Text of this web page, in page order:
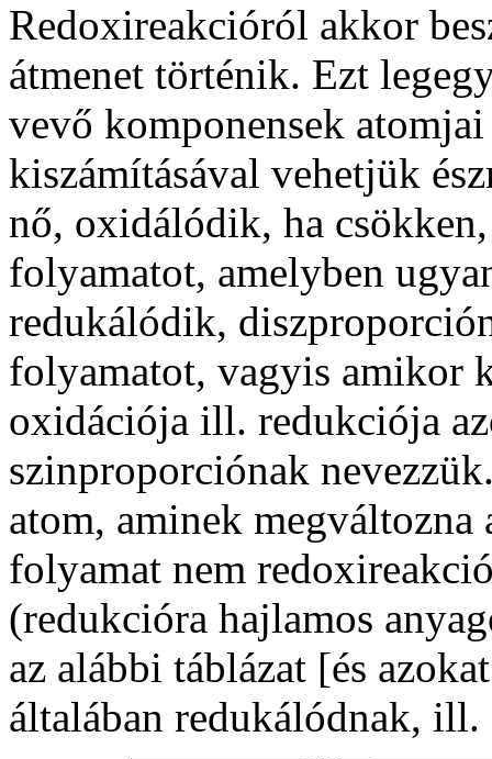
Redoxireakcióról akkor
átmenet történik. Ezt
vevő komponensek
kiszámításával vehetjük
nő, oxidálódik, ha
folyamatot, amelyben
redukálódik,
folyamatot, vagyis amikor
oxidációja ill. redukciója
szinproporciónak
atom, aminek megváltozna
folyamat nem
(redukcióra hajlamos
az alábbi táblázat [és
általában redukálódnak,